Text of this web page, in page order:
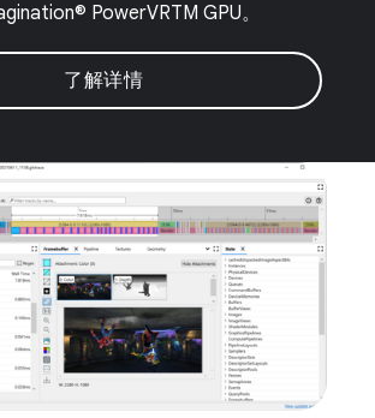
PowerVRTM GPU。
了解详情